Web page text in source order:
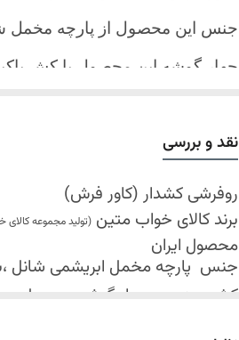
جنس این محصول از پارچه مخمل
چهار گوشه این محصول با کش
شرایط شستشو:
اولین شستشو ترجیحا خشک شویی
شستشو در لباسشویی های خانگی
حداکثر دمای شستشو 30 درجه سانتیگراد (عملیات ملایم)
از پودر های صابونی و آنزیم
نقد و بررسی
روفرشی کشدار (کاور فرش)
برند کالای خواب متین (تولید مجموعه
محصول ایران
جنس پارچه مخمل ابریشمی شانل
کش دوزی در چهار گوشه محصول